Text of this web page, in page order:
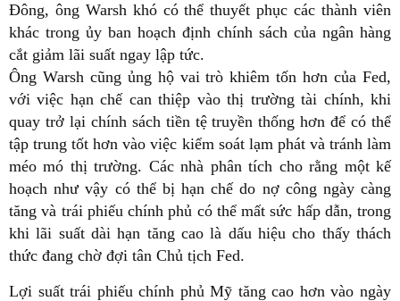
Đông, ông Warsh khó có thể thuyết phục các thành viên
khác trong ủy ban hoạch định chính sách của ngân hàng
cắt giảm lãi suất ngay lập tức.
Ông Warsh cũng ủng hộ vai trò khiêm tốn hơn của Fed,
với việc hạn chế can thiệp vào thị trường tài chính, khi
quay trở lại chính sách tiền tệ truyền thống hơn để có thể
tập trung tốt hơn vào việc kiểm soát lạm phát và tránh làm
méo mó thị trường. Các nhà phân tích cho rằng một kế
hoạch như vậy có thể bị hạn chế do nợ công ngày càng
tăng và trái phiếu chính phủ có thể mất sức hấp dẫn, trong
khi lãi suất dài hạn tăng cao là dấu hiệu cho thấy thách
thức đang chờ đợi tân Chủ tịch Fed.
Lợi suất trái phiếu chính phủ Mỹ tăng cao hơn vào ngày